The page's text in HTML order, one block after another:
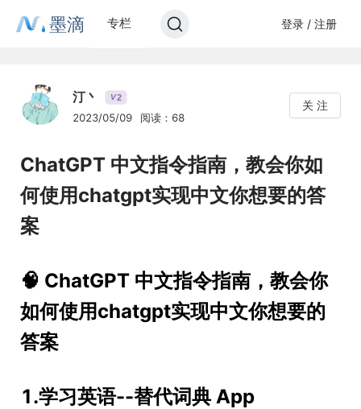
墨滴 专栏 登录 / 注册
汀丶 V2
2023/05/09 阅读：68
关 注
ChatGPT 中文指令指南，教会你如
何使用chatgpt实现中文你想要的答
案
🧠 ChatGPT 中文指令指南，教会你
如何使用chatgpt实现中文你想要的
答案
1.学习英语--替代词典 App